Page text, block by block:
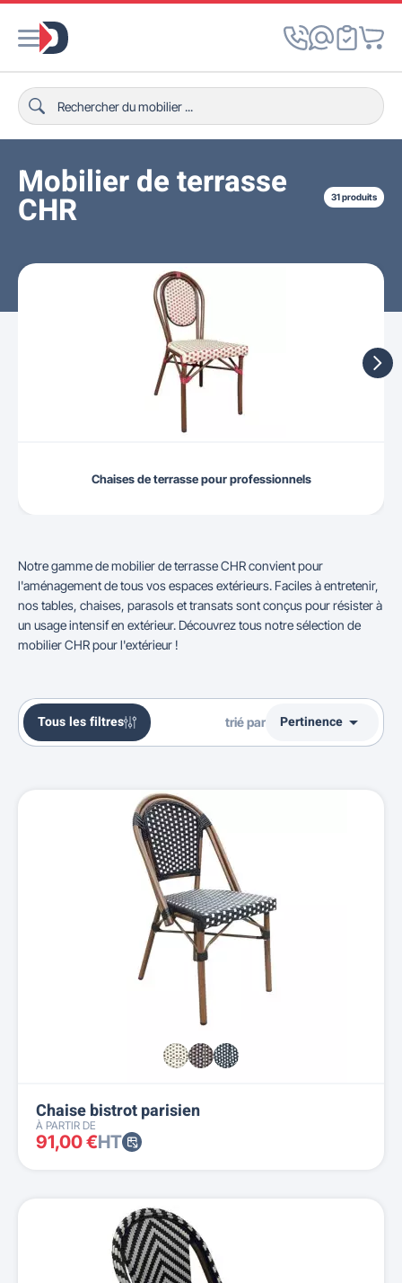
Mobilier de terrasse
CHR 31 produits
Chaises de terrasse pour professionnels
Notre gamme de mobilier de terrasse CHR convient pour
l'aménagement de tous vos espaces extérieurs. Faciles à entretenir,
nos tables, chaises, parasols et transats sont conçus pour résister à
un usage intensif en extérieur. Découvrez tous notre sélection de
mobilier CHR pour l'extérieur !
Tous les filtres trié par Pertinence 
Nom, A à Z
Nom, Z à A
Prix, croissant
Prix, décroissant
Reference, A to Z
Reference, Z to A
Chaise bistrot parisien
À PARTIR DE
91,00 €HT